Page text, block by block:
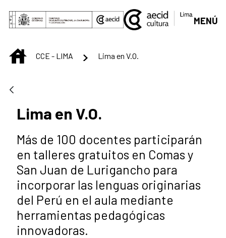
Saut au contenu principal
MENÚ
INICIOCCE - LIMA Lima en V.O.
Lima en V.O.
Más de 100 docentes participarán
en talleres gratuitos en Comas y
San Juan de Lurigancho para
incorporar las lenguas originarias
del Perú en el aula mediante
herramientas pedagógicas
innovadoras.